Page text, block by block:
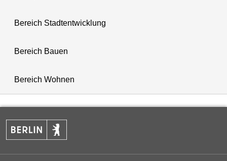
Bereich Stadtentwicklung
Bereich Bauen
Bereich Wohnen